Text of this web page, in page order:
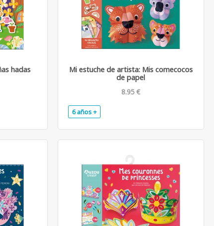
hadas
Mi estuche de artista: Mis comecocos
de papel
8.95 €
6 años +